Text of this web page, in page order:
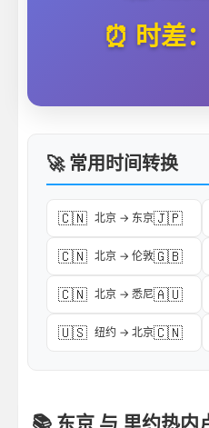
⏰ 时差
🚀 常用时间转换
🇨🇳 北京 → 东京🇯🇵
🇨🇳 北京 → 伦敦🇬🇧
🇨🇳 北京 → 悉尼🇦🇺
🇺🇸 纽约 → 北京🇨🇳
📚 东京 与 里约热内